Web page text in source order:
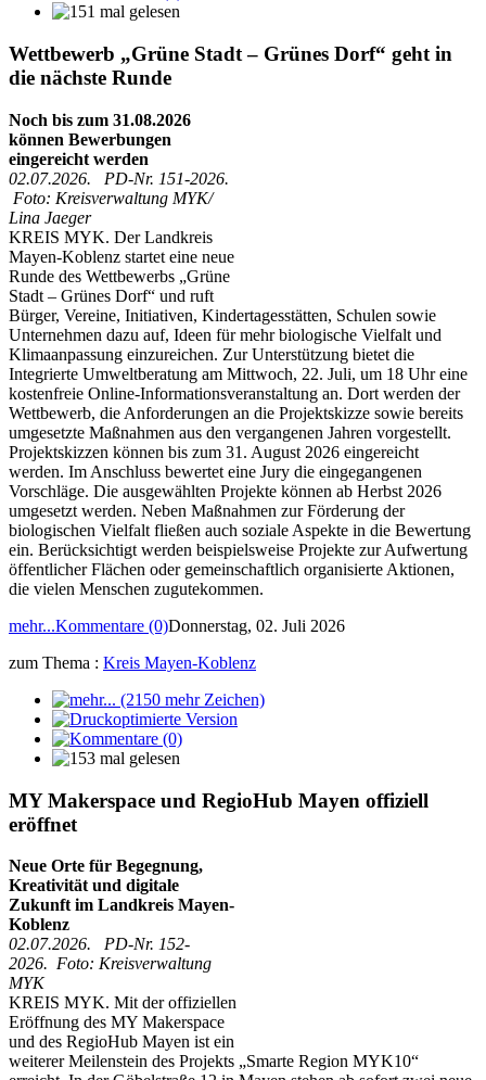
Wettbewerb „Grüne Stadt – Grünes Dorf“ geht in
die nächste Runde
Noch bis zum 31.08.2026
können Bewerbungen
eingereicht werden
02.07.2026. PD-Nr. 151-2026.
Foto: Kreisverwaltung MYK/
Lina Jaeger
KREIS MYK. Der Landkreis
Mayen-Koblenz startet eine neue
Runde des Wettbewerbs „Grüne
Stadt – Grünes Dorf“ und ruft
Bürger, Vereine, Initiativen, Kindertagesstätten, Schulen sowie
Unternehmen dazu auf, Ideen für mehr biologische Vielfalt und
Klimaanpassung einzureichen. Zur Unterstützung bietet die
Integrierte Umweltberatung am Mittwoch, 22. Juli, um 18 Uhr eine
kostenfreie Online-Informationsveranstaltung an. Dort werden der
Wettbewerb, die Anforderungen an die Projektskizze sowie bereits
umgesetzte Maßnahmen aus den vergangenen Jahren vorgestellt.
Projektskizzen können bis zum 31. August 2026 eingereicht
werden. Im Anschluss bewertet eine Jury die eingegangenen
Vorschläge. Die ausgewählten Projekte können ab Herbst 2026
umgesetzt werden. Neben Maßnahmen zur Förderung der
biologischen Vielfalt fließen auch soziale Aspekte in die Bewertung
ein. Berücksichtigt werden beispielsweise Projekte zur Aufwertung
öffentlicher Flächen oder gemeinschaftlich organisierte Aktionen,
die vielen Menschen zugutekommen.
mehr...Kommentare (0)Donnerstag, 02. Juli 2026
zum Thema : Kreis Mayen-Koblenz
MY Makerspace und RegioHub Mayen offiziell
eröffnet
Neue Orte für Begegnung,
Kreativität und digitale
Zukunft im Landkreis Mayen-
Koblenz
02.07.2026. PD-Nr. 152-
2026. Foto: Kreisverwaltung
MYK
KREIS MYK. Mit der offiziellen
Eröffnung des MY Makerspace
und des RegioHub Mayen ist ein
weiterer Meilenstein des Projekts „Smarte Region MYK10“